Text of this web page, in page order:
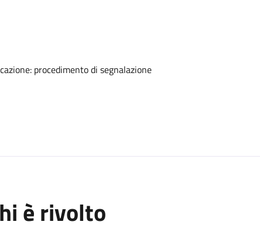
procedimento di segnalazione
è rivolto